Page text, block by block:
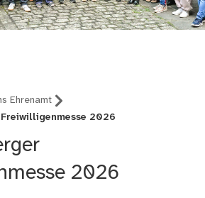
Ehrenamt
Freiwilligenmesse 2026
2026